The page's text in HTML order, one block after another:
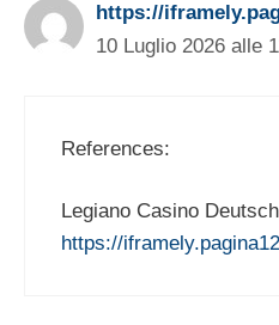
https://
10 Luglio 2026 alle
References:
Legiano Casino
https://